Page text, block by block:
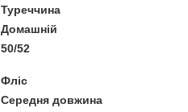
Туреччина
Домашній
50/52
Фліс
Середня довжина